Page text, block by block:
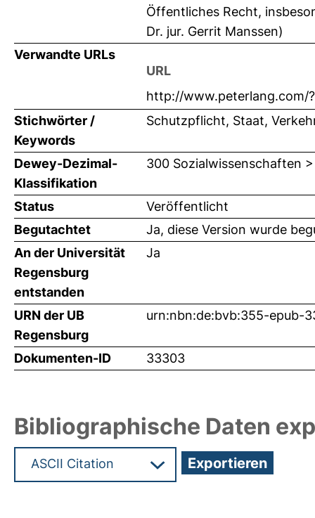
Öffentliches Recht,
Dr. jur. Gerrit Manssen)
Verwandte URLs
URL
http://www.peterlang.com/
Stichwörter /
Keywords
Schutzpflicht, Staat,
Dewey-Dezimal-
Klassifikation
300 Sozialwissenschaften
Status
Veröffentlicht
Begutachtet
Ja, diese Version wurde
An der Universität
Regensburg
entstanden
Ja
URN der UB
Regensburg
urn:nbn:de:bvb:355-epub-
Dokumenten-ID 33303
Bibliographische Daten